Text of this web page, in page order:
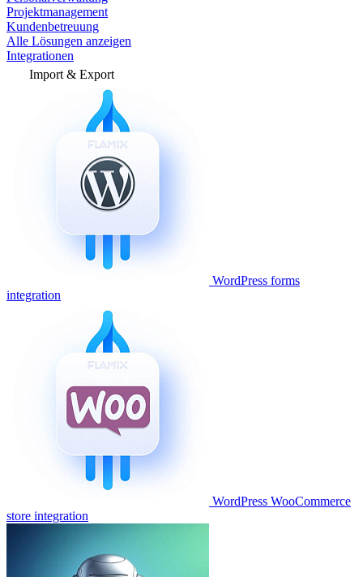
Projektmanagement
Kundenbetreuung
Alle Lösungen anzeigen
Integrationen
Import & Export
WordPress forms
integration
WordPress WooCommerce
store integration